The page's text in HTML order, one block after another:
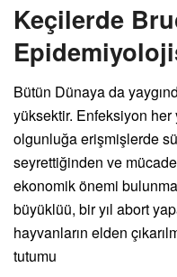
Keçilerde
Bütün Dünaya da
yüksektir. Enfeksiyon
olgunluğa erişmişlerde
seyrettiğinden ve
ekonomik önemi
büyüklüü, bir yıl abort
hayvanların elden
tutumu